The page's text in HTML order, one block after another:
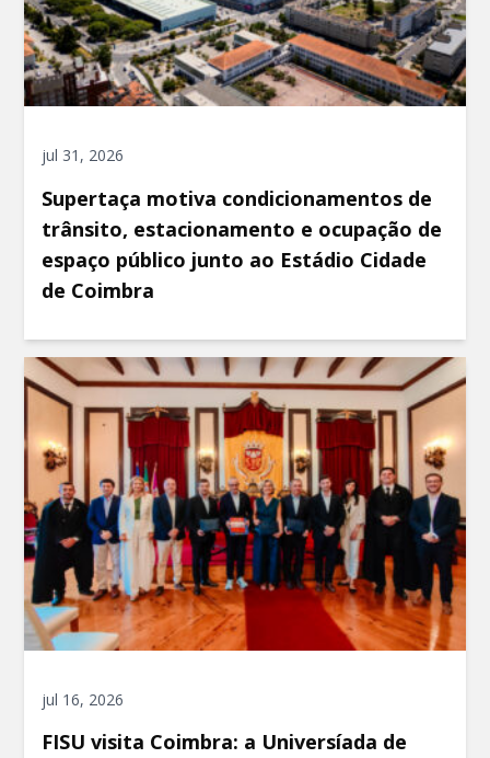
jul 31, 2026
Supertaça motiva condicionamentos de
trânsito, estacionamento e ocupação de
espaço público junto ao Estádio Cidade
de Coimbra
jul 16, 2026
FISU visita Coimbra: a Universíada de